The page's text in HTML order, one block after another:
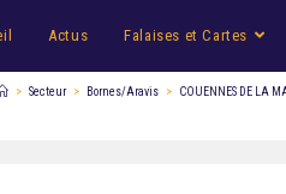
Actus Falaises et Cartes
> Secteur > Bornes/Aravis > COUENNES DE LA